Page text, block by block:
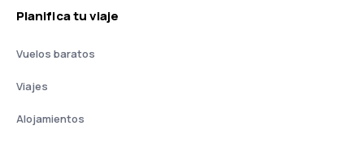
Planifica tu viaje
Vuelos baratos
Viajes
Alojamientos